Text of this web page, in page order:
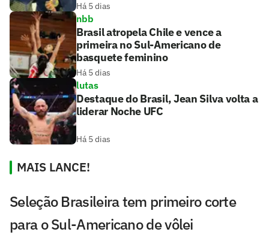
Há 5 dias
nbb
Brasil atropela Chile e vence a
primeira no Sul-Americano de
basquete feminino
Há 5 dias
lutas
Destaque do Brasil, Jean Silva volta a
liderar Noche UFC
Há 5 dias
MAIS LANCE!
Seleção Brasileira tem primeiro corte
para o Sul-Americano de vôlei